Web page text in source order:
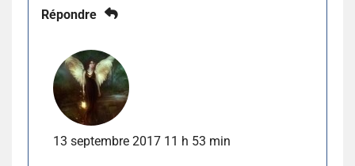
Répondre
13 septembre 2017 11 h 53 min